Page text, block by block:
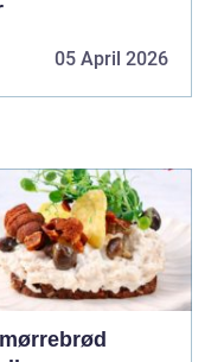
05 April 2026